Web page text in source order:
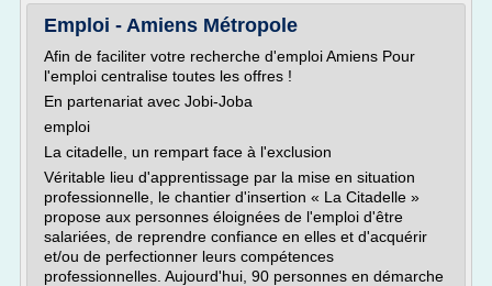
Emploi - Amiens Métropole
Afin de faciliter votre recherche d'emploi Amiens Pour
l'emploi centralise toutes les offres !
En partenariat avec Jobi-Joba
emploi
La citadelle, un rempart face à l'exclusion
Véritable lieu d'apprentissage par la mise en situation
professionnelle, le chantier d'insertion « La Citadelle »
propose aux personnes éloignées de l'emploi d'être
salariées, de reprendre confiance en elles et d'acquérir
et/ou de perfectionner leurs compétences
professionnelles. Aujourd'hui, 90 personnes en démarche